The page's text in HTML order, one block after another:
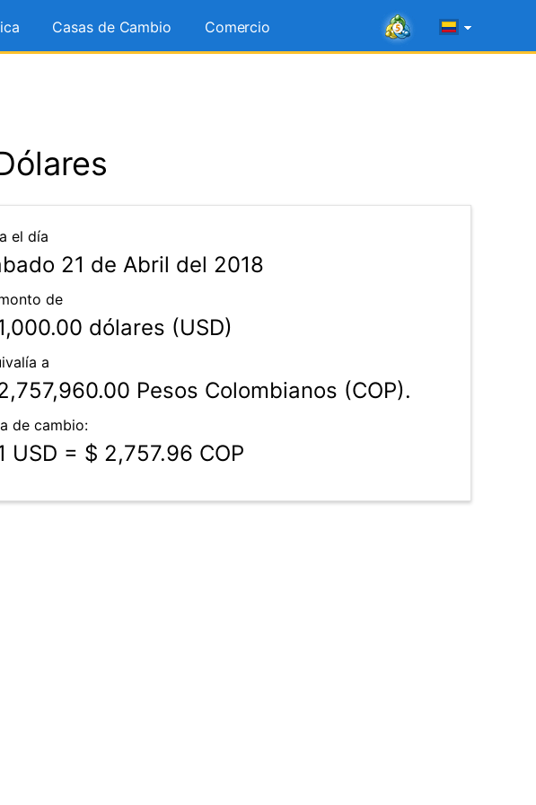
Casas de Cambio Comercio
el día
21 de Abril del 2018
de
dólares (USD)
a
Pesos Colombianos (COP).
de cambio:
USD = $ 2,757.96 COP